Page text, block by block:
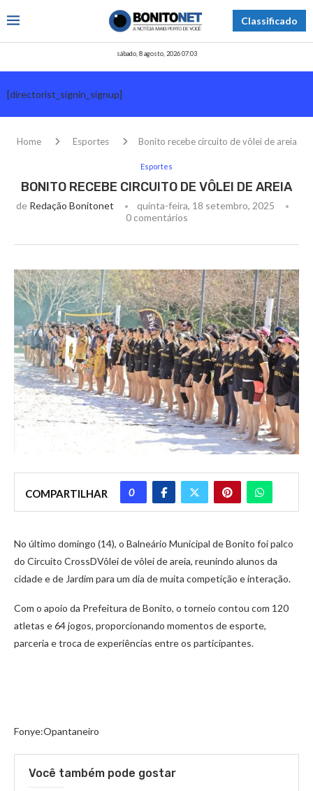
Classificado
sábado, 8 agosto, 2026 07:03
[directorist_signin_signup]
Home Esportes Bonito recebe circuito de vôlei de areia
Esportes
BONITO RECEBE CIRCUITO DE VÔLEI DE AREIA
de Redação Bonitonet
quinta-feira, 18 setembro, 2025
0 comentários
COMPARTILHAR 0
No último domingo (14), o Balneário Municipal de Bonito foi palco
do Circuito CrossDVôlei de vôlei de areia, reunindo alunos da
cidade e de Jardim para um dia de muita competição e interação.
Com o apoio da Prefeitura de Bonito, o torneio contou com 120
atletas e 64 jogos, proporcionando momentos de esporte,
parceria e troca de experiências entre os participantes.
Fonye:Opantaneiro
Você também pode gostar